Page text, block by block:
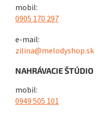
mobil:
0905 170 297
e-mail:
zilina@melodyshop.sk
NAHRÁVACIE ŠTÚDIO
mobil:
0949 505 101